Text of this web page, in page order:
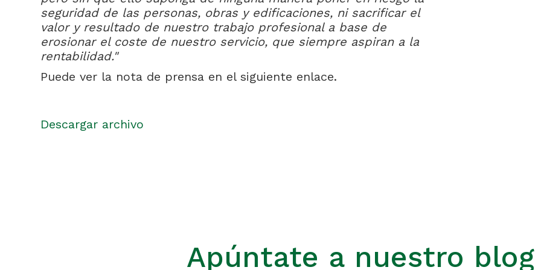
seguridad de las personas, obras y edificaciones, ni sacrificar el
valor y resultado de nuestro trabajo profesional a base de
erosionar el coste de nuestro servicio, que siempre aspiran a la
rentabilidad."
Puede ver la nota de prensa en el siguiente enlace.
Descargar archivo
Apúntate a nuestro